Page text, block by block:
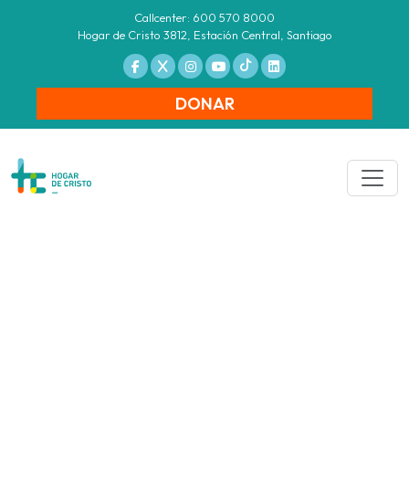
Callcenter: 600 570 8000
Hogar de Cristo 3812, Estación Central, Santiago
DONAR